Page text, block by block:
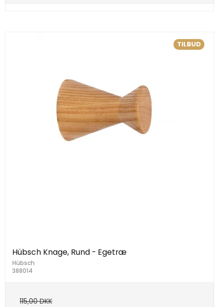
TILBUD
Hübsch Knage, Rund - Egetræ
Hübsch
388014
115,00 DKK